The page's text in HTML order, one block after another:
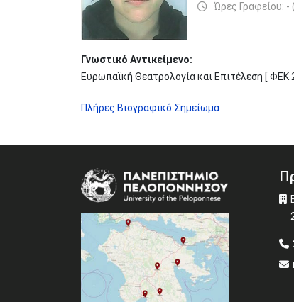
Ώρες Γραφείου:
Γνωστικό Αντικείμενο:
Ευρωπαϊκή Θεατρολογία και Επιτέλεση [ ΦΕΚ
Πλήρες Βιογραφικό Σημείωμα
Image